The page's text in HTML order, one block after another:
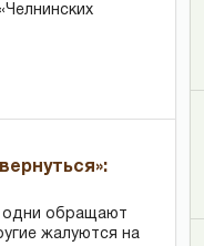
одни обращают
жалуются на